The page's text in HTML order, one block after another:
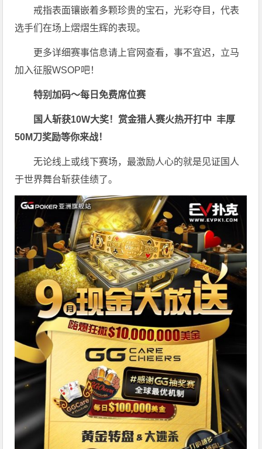
戒指表面镶嵌着多颗珍贵的宝石，光彩夺目，代表
选手们在场上熠熠生辉的表现。
更多详细赛事信息请上官网查看，事不宜迟，立马
加入征服WSOP吧！
特别加码～每日免费席位赛
国人斩获10W大奖！ 赏金猎人赛火热开打中 丰厚
50M刀奖励等你来战！
无论线上或线下赛场，最激励人心的就是见证国人
于世界舞台斩获佳绩了。